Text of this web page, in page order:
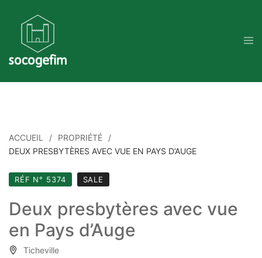
content
ACCUEIL
PROPRIÉTÉ
DEUX PRESBYTÈRES AVEC VUE EN PAYS D’AUGE
RÉF N° 5374 SALE
Deux presbytères avec vue
en Pays d’Auge
Ticheville